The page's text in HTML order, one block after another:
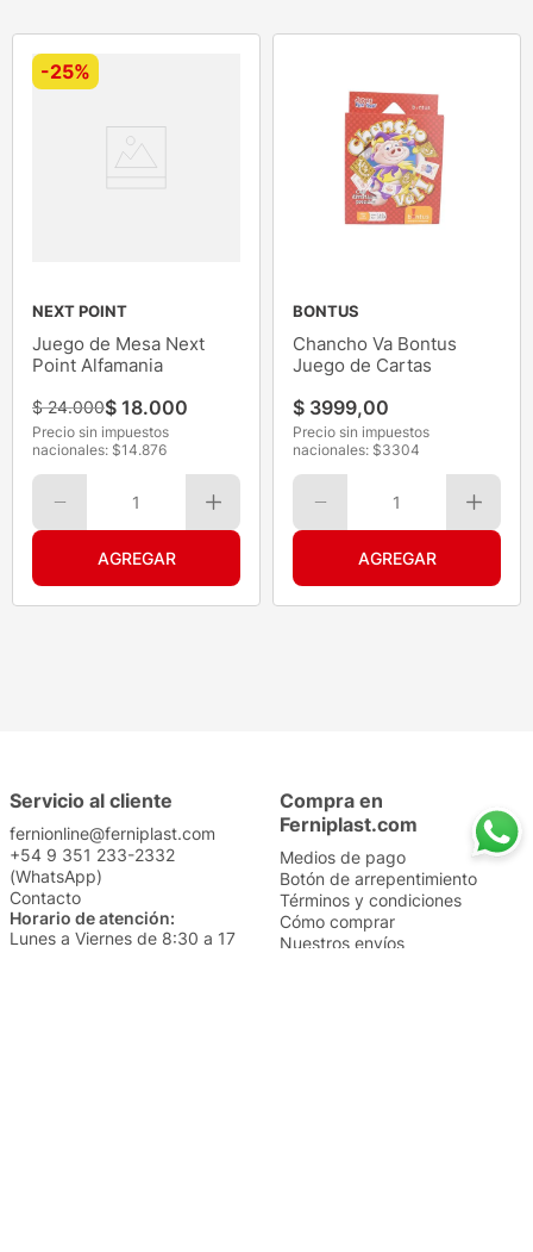
-25%
NEXT POINT
Juego de Mesa Next
Point Alfamania
$ 24.000$ 18.000
Precio sin impuestos
nacionales: $14.876
1
BONTUS
Chancho Va Bontus
Juego de Cartas
$ 3999,00
Precio sin impuestos
nacionales: $3304
1
Servicio al cliente
fernionline@ferniplast.com
+54 9 351 233-2332
(WhatsApp)
Contacto
Horario de atención:
Lunes a Viernes de 8:30 a 17
Compra en
Ferniplast.com
Medios de pago
Botón de arrepentimiento
Términos y condiciones
Cómo comprar
Nuestros envíos